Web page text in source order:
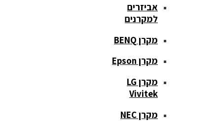
אביזרים
למקרנים
מקרן BENQ
מקרן Epson
מקרן LG
Vivitek
מקרן NEC